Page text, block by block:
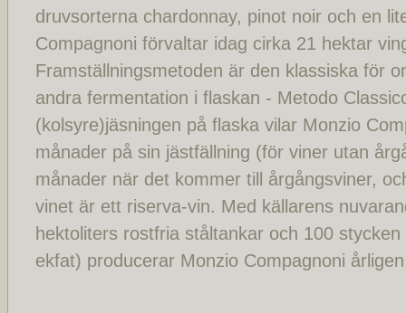
druvsorterna chardonnay, pinot noir och en
Compagnoni förvaltar idag cirka 21 hektar
Framställningsmetoden är den klassiska för
andra fermentation i flaskan - Metodo
(kolsyre)jäsningen på flaska vilar Monzio
månader på sin jästfällning (för viner utan
månader när det kommer till årgångsviner,
vinet är ett riserva-vin. Med källarens
hektoliters rostfria ståltankar och 100
ekfat) producerar Monzio Compagnoni